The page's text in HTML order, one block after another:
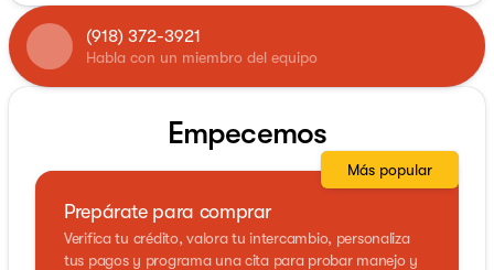
(918) 372-3921
Habla con un miembro del equipo
Empecemos
Prepárate para comprar
Verifica tu crédito, valora tu intercambio, personaliza
tus pagos y programa una cita para probar manejo y
Más popular